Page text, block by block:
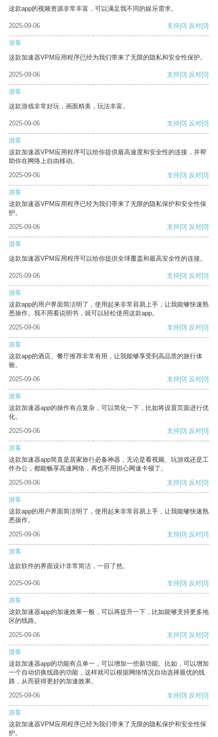
这款app的视频资源非常丰富，可以满足我不同的娱乐需求。
2025-09-06 支持[0] 反对[0]
游客
这款加速器VPM应用程序已经为我们带来了无限的隐私和安全性保护。
2025-09-06 支持[0] 反对[0]
游客
这款游戏非常好玩，画面精美，玩法丰富。
2025-09-06 支持[0] 反对[0]
游客
这款加速器VPM应用程序可以给你提供最高速度和安全性的连接，并帮
助你在网络上自由移动。
2025-09-06
支持[0] 反对[0]
游客
这款加速器VPM应用程序已经为我们带来了无限的隐私保护和安全性保
护。
2025-09-06
支持[0] 反对[0]
游客
这款加速器VPM应用程序可以给你提供全球覆盖和最高安全性的连接。
2025-09-06 支持[0] 反对[0]
游客
这款app的用户界面简洁明了，使用起来非常容易上手，让我能够快速熟
悉操作。我不用看说明书，就可以轻松使用这款app。
2025-09-06
支持[0] 反对[0]
游客
这款app的酒店、餐厅推荐非常有用，让我能够享受到高品质的旅行体
验。
2025-09-06
支持[0] 反对[0]
游客
这款加速器app的操作有点复杂，可以简化一下，比如将设置页面进行优
化。
2025-09-06
支持[0] 反对[0]
游客
这款加速器app简直是居家旅行必备神器，无论是看视频、玩游戏还是工
作办公，都能畅享高速网络，再也不用担心网速卡顿了。
2025-09-06
支持[0] 反对[0]
游客
这款app的用户界面简洁明了，使用起来非常容易上手，让我能够快速熟
悉操作。
2025-09-06
支持[0] 反对[0]
游客
这款软件的界面设计非常简洁，一目了然。
2025-09-06 支持[0] 反对[0]
游客
这款加速器app的加速效果一般，可以再提升一下，比如能够支持更多地
区的线路。
2025-09-06
支持[0] 反对[0]
游客
这款加速器app的功能有点单一，可以增加一些新功能。比如，可以增加
一个自动切换线路的功能，这样就可以根据网络情况自动选择最优的线
路，从而获得更好的加速效果。
2025-09-06
支持[0] 反对[0]
游客
这款加速器VPM应用程序已经为我们带来了无限的隐私保护和安全性保
护。